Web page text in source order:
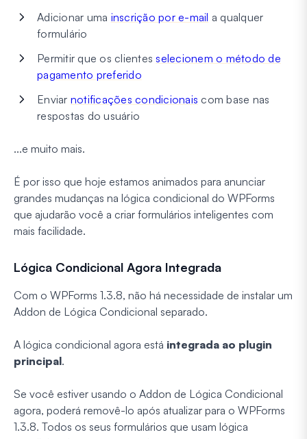
Adicionar uma inscrição por e-mail a qualquer
formulário
Permitir que os clientesselecionem o método de
pagamento preferido
Enviar notificações condicionais com base nas
respostas do usuário
...e muito mais.
É por isso que hoje estamos animados para anunciar
grandes mudanças na lógica condicional do WPForms
que ajudarão você a criar formulários inteligentes com
mais facilidade.
Lógica Condicional Agora Integrada
Com o WPForms 1.3.8, não há necessidade de instalar um
Addon de Lógica Condicional separado.
A lógica condicional agora está integrada ao plugin
principal.
Se você estiver usando o Addon de Lógica Condicional
agora, poderá removê-lo após atualizar para o WPForms
1.3.8. Todos os seus formulários que usam lógica